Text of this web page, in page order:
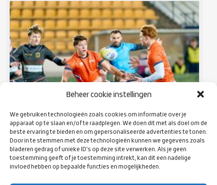
Beheer cookie instellingen
We gebruiken technologieën zoals cookies om informatie over je
apparaat op te slaan en/of te raadplegen. We doen dit met als doel om de
beste ervaring te bieden en om gepersonaliseerde advertenties te tonen.
Door in te stemmen met deze technologieën kunnen we gegevens zoals
bladeren gedrag of unieke ID's op deze site verwerken. Als je geen
toestemming geeft of je toestemming intrekt, kan dit een nadelige
invloed hebben op bepaalde functies en mogelijkheden.
HISTORISCH PODIUM VOOR U18 EN STERKE
FINALEPLEK VOOR U20 OP HET EK